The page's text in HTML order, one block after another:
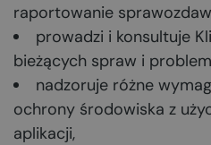
raportowanie
prowadzi i konsultuje
bieżących spraw i
nadzoruje różne
ochrony środowiska z
aplikacji,